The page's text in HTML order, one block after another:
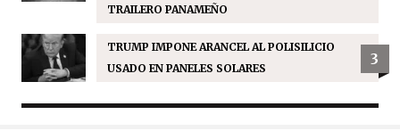
TRAILERO PANAMEÑO
TRUMP IMPONE ARANCEL AL POLISILICIO
USADO EN PANELES SOLARES
3